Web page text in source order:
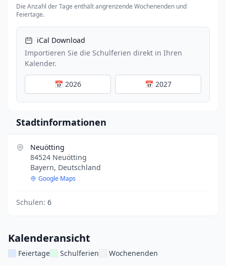
Die Anzahl der Tage enthält angrenzende Wochenenden und
Feiertage.
iCal Download
Importieren Sie die Schulferien direkt in Ihren
Kalender.
📅 2026 📅 2027
Stadtinformationen
Neuötting
84524 Neuötting
Bayern, Deutschland
Google Maps
Schulen: 6
Kalenderansicht
Feiertage Schulferien Wochenenden